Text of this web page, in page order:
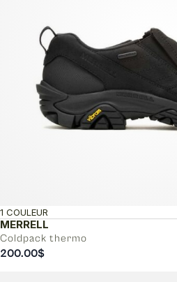
MERRELL
Coldpack thermo
1 COULEUR
200.00$